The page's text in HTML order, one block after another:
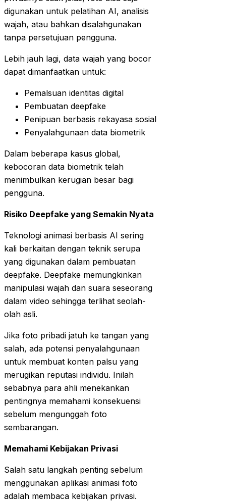
digunakan untuk pelatihan AI, analisis
wajah, atau bahkan disalahgunakan
tanpa persetujuan pengguna.
Lebih jauh lagi, data wajah yang bocor
dapat dimanfaatkan untuk:
Pemalsuan identitas digital
Pembuatan deepfake
Penipuan berbasis rekayasa sosial
Penyalahgunaan data biometrik
Dalam beberapa kasus global,
kebocoran data biometrik telah
menimbulkan kerugian besar bagi
pengguna.
Risiko Deepfake yang Semakin Nyata
Teknologi animasi berbasis AI sering
kali berkaitan dengan teknik serupa
yang digunakan dalam pembuatan
deepfake. Deepfake memungkinkan
manipulasi wajah dan suara seseorang
dalam video sehingga terlihat seolah-
olah asli.
Jika foto pribadi jatuh ke tangan yang
salah, ada potensi penyalahgunaan
untuk membuat konten palsu yang
merugikan reputasi individu. Inilah
sebabnya para ahli menekankan
pentingnya memahami konsekuensi
sebelum mengunggah foto
sembarangan.
Memahami Kebijakan Privasi
Salah satu langkah penting sebelum
menggunakan aplikasi animasi foto
adalah membaca kebijakan privasi.